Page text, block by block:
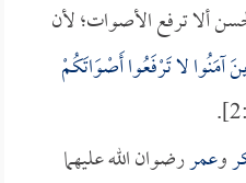
ألا ترفع الأصوات؛ لأن
آمَنُوا لا تَرْفَعُوا أَصْوَاتَكُمْ
وعمررضوان الله عليهما